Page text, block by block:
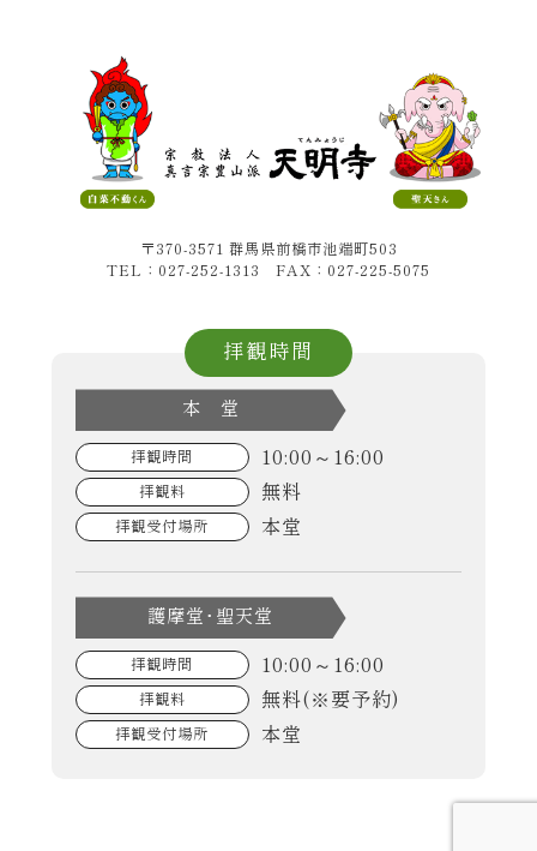
〒370-3571 群馬県前橋市池端町503
TEL：027-252-1313 FAX：027-225-5075
拝観時間
本 堂
拝観時間 10:00～16:00
拝観料 無料
拝観受付場所 本堂
護摩堂･聖天堂
拝観時間 10:00～16:00
拝観料 無料(※要予約)
拝観受付場所 本堂